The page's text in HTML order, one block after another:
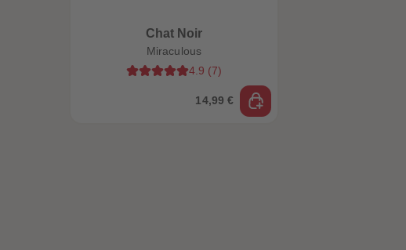
Chat Noir
Miraculous
4.9 (7)
14,99 €